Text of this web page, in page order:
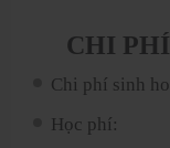
CHI
Chi phí sinh
Học phí: